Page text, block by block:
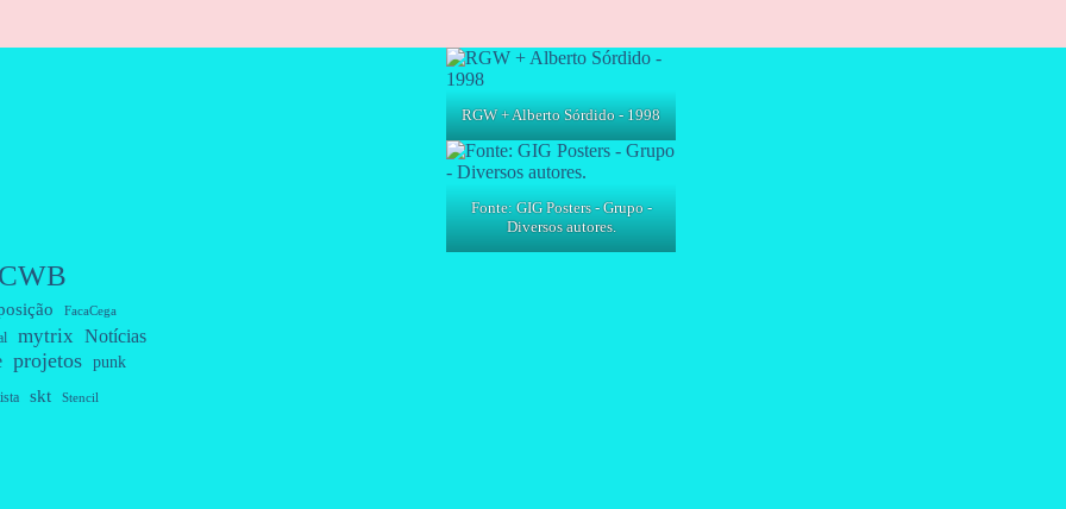
CWB
FacaCega
mytrix Notícias
projetos punk
skt Stencil
RGW + Alberto Sórdido - 1998
Fonte: GIG Posters - Grupo -
Diversos autores.